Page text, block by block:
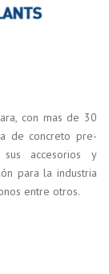
con mas de 30
de concreto pre-
accesorios y
para la industria
entre otros.